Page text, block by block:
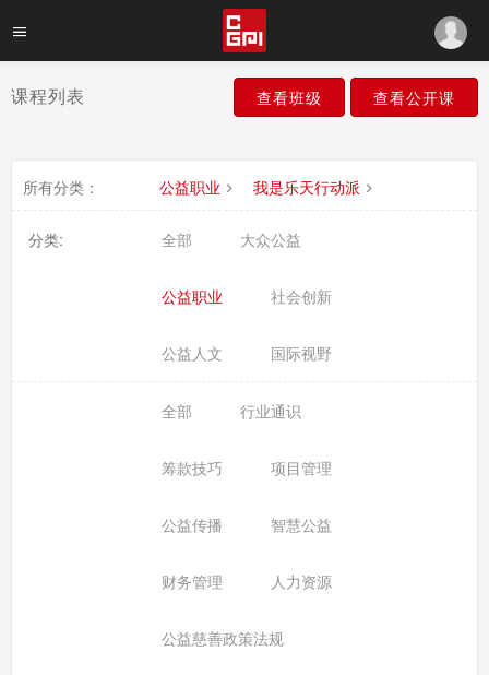
课程列表 查看班级 查看公开课
所有分类： 公益职业 我是乐天行动派
分类: 全部 大众公益
公益职业 社会创新
公益人文 国际视野
全部 行业通识
筹款技巧 项目管理
公益传播 智慧公益
财务管理 人力资源
公益慈善政策法规